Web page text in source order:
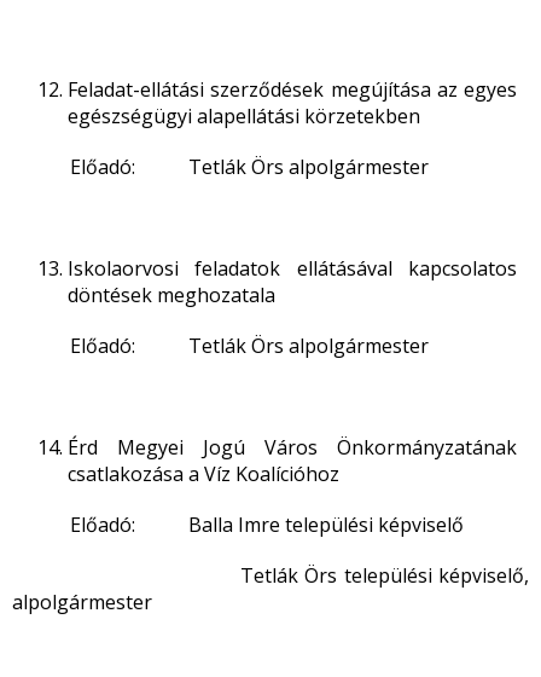
Feladat-ellátási szerződések megújítása az egyes
egészségügyi alapellátási körzetekben
Előadó: Tetlák Örs alpolgármester
Iskolaorvosi feladatok ellátásával kapcsolatos
döntések meghozatala
Előadó: Tetlák Örs alpolgármester
Érd Megyei Jogú Város Önkormányzatának
csatlakozása a Víz Koalícióhoz
Előadó: Balla Imre települési képviselő
Tetlák Örs települési képviselő,
alpolgármester